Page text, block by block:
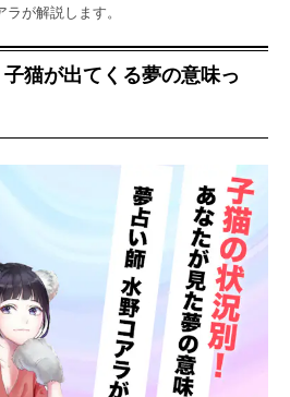
が解説します。
子猫が出てくる夢の意味っ